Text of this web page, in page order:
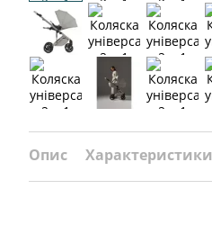
Опис Характеристики